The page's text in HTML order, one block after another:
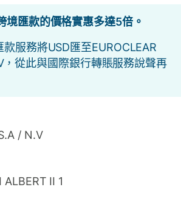
境匯款的價格實惠多達5倍。
服務將USD匯至EUROCLEAR
從此與國際銀行轉賬服務說聲再
/ N.V
ALBERT II 1